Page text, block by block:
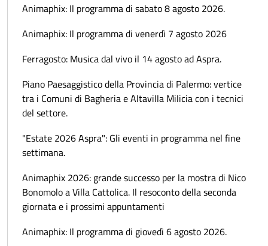
Animaphix: Il programma di sabato 8 agosto 2026.
Animaphix: Il programma di venerdì 7 agosto 2026
Ferragosto: Musica dal vivo il 14 agosto ad Aspra.
Piano Paesaggistico della Provincia di Palermo: vertice
tra i Comuni di Bagheria e Altavilla Milicia con i tecnici
del settore.
"Estate 2026 Aspra": Gli eventi in programma nel fine
settimana.
Animaphix 2026: grande successo per la mostra di Nico
Bonomolo a Villa Cattolica. Il resoconto della seconda
giornata e i prossimi appuntamenti
Animaphix: Il programma di giovedì 6 agosto 2026.